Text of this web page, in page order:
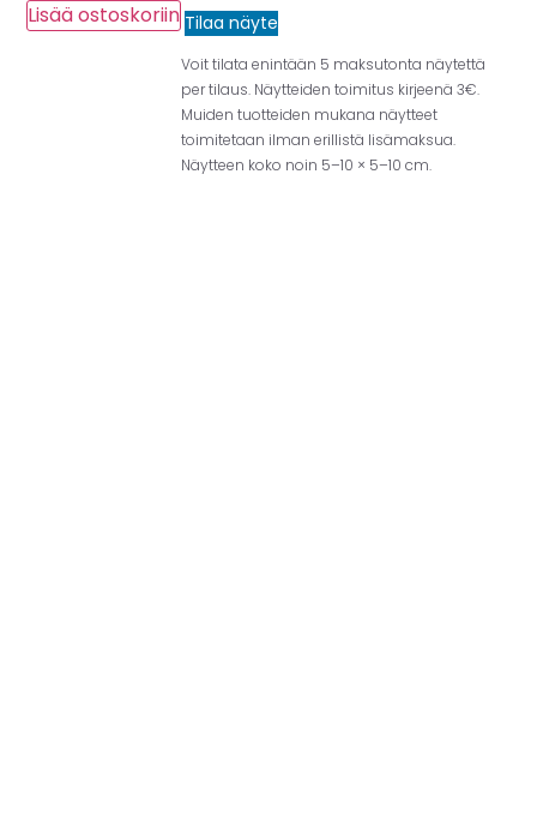
Lisää ostoskoriin Tilaa näyte
Voit tilata enintään 5 maksutonta näytettä
per tilaus. Näytteiden toimitus kirjeenä 3€.
Muiden tuotteiden mukana näytteet
toimitetaan ilman erillistä lisämaksua.
Näytteen koko noin 5–10 × 5–10 cm.